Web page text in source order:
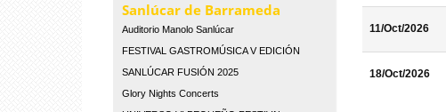
Sanlúcar de Barrameda
Auditorio Manolo Sanlúcar
FESTIVAL GASTROMÚSICA V EDICIÓN
SANLÚCAR FUSIÓN 2025
Glory Nights Concerts
11/Oct/2026
18/Oct/2026